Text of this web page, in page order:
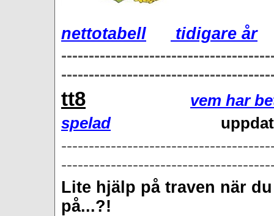
nettotabell
tidigare år
tt8
vem har
spelad
Lite hjälp på traven när
på...?!